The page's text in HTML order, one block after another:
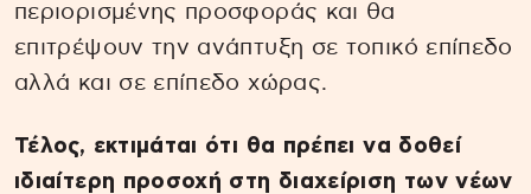
περιορισμένης προσφοράς και θα
επιτρέψουν την ανάπτυξη σε τοπικό επίπεδο
αλλά και σε επίπεδο χώρας.
Τέλος, εκτιμάται ότι θα πρέπει να δοθεί
ιδιαίτερη προσοχή στη διαχείριση των νέων